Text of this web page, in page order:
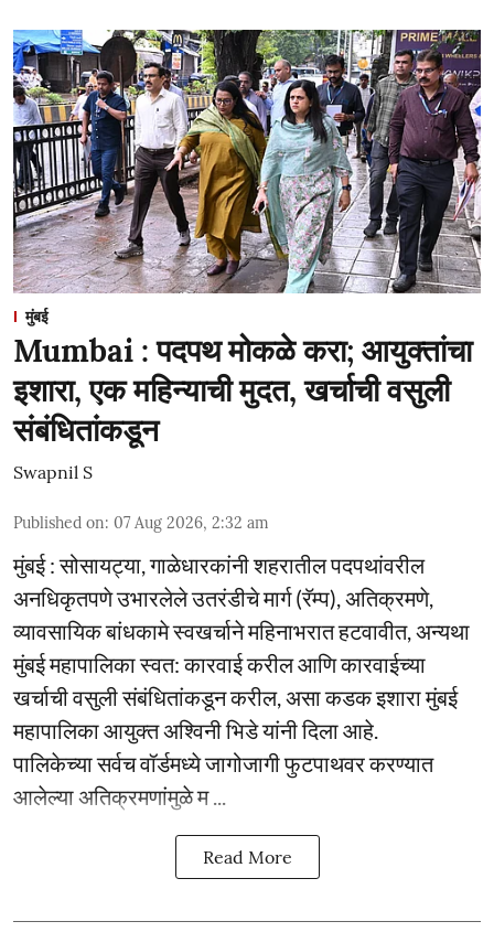
मुंबई
Mumbai : पदपथ मोकळे करा; आयुक्तांचा
इशारा, एक महिन्याची मुदत, खर्चाची वसुली
संबंधितांकडून
Swapnil S
Published on: 07 Aug 2026, 2:32 am
मुंबई : सोसायट्या, गाळेधारकांनी शहरातील पदपथांवरील
अनधिकृतपणे उभारलेले उतरंडीचे मार्ग (रॅम्प), अतिक्रमणे,
व्यावसायिक बांधकामे स्वखर्चाने महिनाभरात हटवावीत, अन्यथा
मुंबई महापालिका स्वत: कारवाई करील आणि कारवाईच्या
खर्चाची वसुली संबंधितांकडून करील, असा कडक इशारा मुंबई
महापालिका आयुक्त अश्विनी भिडे यांनी दिला आहे.
पालिकेच्या सर्वच वॉर्डमध्ये जागोजागी फुटपाथवर करण्यात
आलेल्या अतिक्रमणांमुळे म ...
Read More